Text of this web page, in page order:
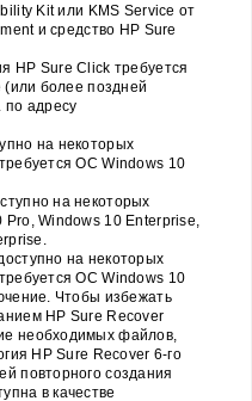
Kit или KMS Service от
и средство HP Sure
HP Sure Click требуется
более поздней
по адресу
на некоторых
ОС Windows 10
на некоторых
Windows 10 Enterprise,
на некоторых
ОС Windows 10
Чтобы избежать
HP Sure Recover
необходимых файлов,
HP Sure Recover 6-го
повторного создания
в качестве